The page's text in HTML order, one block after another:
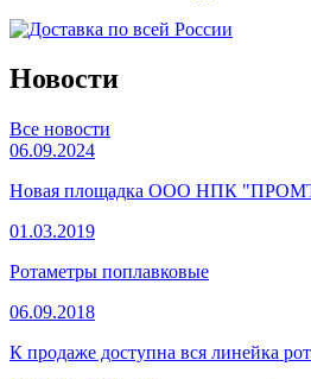
Новости
Все новости
06.09.2024
Новая площадка ООО НПК
01.03.2019
Ротаметры поплавковые
06.09.2018
К продаже доступна вся линейка